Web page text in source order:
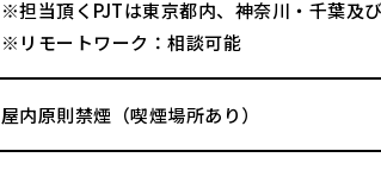
※担当頂くPJTは東京都内、神奈川・千葉及
※リモートワーク：相談可能
屋内原則禁煙（喫煙場所あり）